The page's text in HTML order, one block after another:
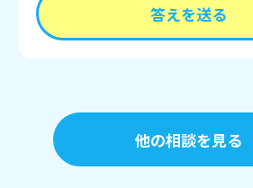
答えを送る
他の相談を見る